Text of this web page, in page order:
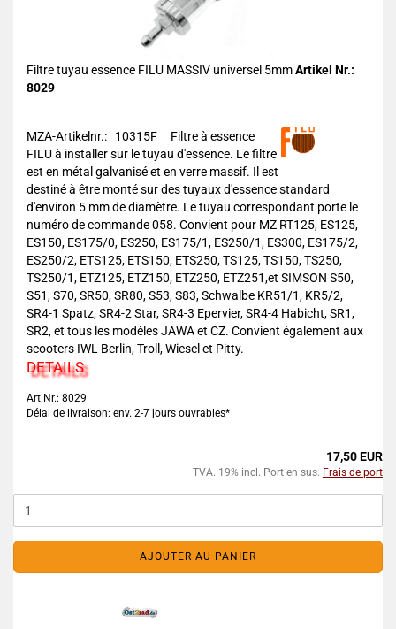
Filtre tuyau essence FILU MASSIV universel 5mmArtikel Nr.:
8029
MZA-Artikelnr.: 10315F
Filtre à essence
FILU à installer sur le tuyau d'essence. Le filtre
est en métal galvanisé et en verre massif. Il est
destiné à être monté sur des tuyaux d'essence standard
d'environ 5 mm de diamètre. Le tuyau correspondant porte le
numéro de commande 058. Convient pour MZ RT125, ES125,
ES150, ES175/0, ES250, ES175/1, ES250/1, ES300, ES175/2,
ES250/2, ETS125, ETS150, ETS250, TS125, TS150, TS250,
TS250/1, ETZ125, ETZ150, ETZ250, ETZ251,et SIMSON S50,
S51, S70, SR50, SR80, S53, S83, Schwalbe KR51/1, KR5/2,
SR4-1 Spatz, SR4-2 Star, SR4-3 Epervier, SR4-4 Habicht, SR1,
SR2, et tous les modèles JAWA et CZ. Convient également aux
scooters IWL Berlin, Troll, Wiesel et Pitty.
DETAILS
Art.Nr.: 8029
Délai de livraison: env. 2-7 jours ouvrables*
17,50 EUR
TVA. 19% incl. Port en sus. Frais de port
AJOUTER AU PANIER